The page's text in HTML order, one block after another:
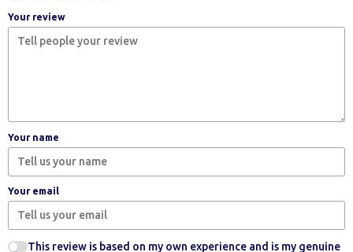
Your review
Your name
Your email
This review is based on my own experience and is my genuine